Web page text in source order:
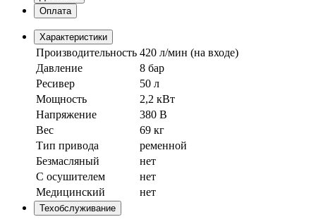
Оплата
Характеристики
Производительность 420 л/мин (на входе)
Давление
8 бар
Ресивер
50 л
Мощность
2,2 кВт
Напряжение
380 В
Вес
69 кг
Тип привода
ременной
Безмасляный
нет
С осушителем
нет
Медицинский
нет
Техобслуживание